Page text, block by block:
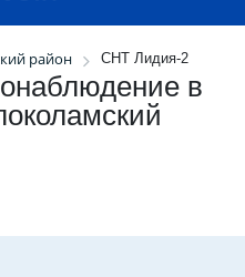
район СНТ Лидия-2
в